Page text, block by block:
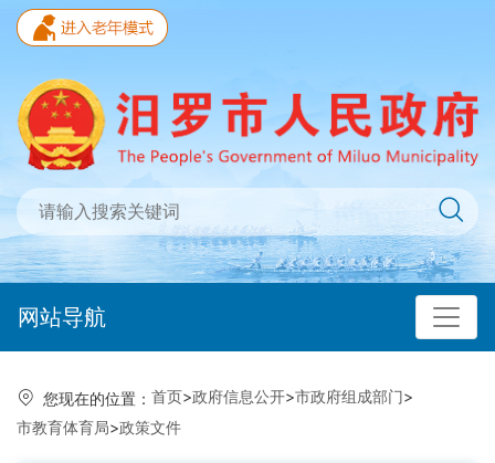
网站导航
您现在的位置： 首页>政府信息公开>市政府组成部门>
市教育体育局>政策文件